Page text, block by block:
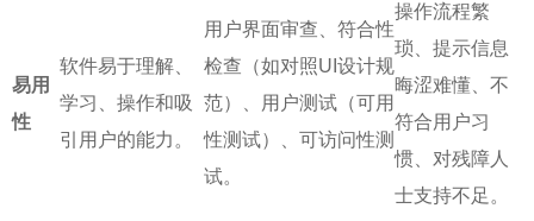
易用
性
软件易于理解、
学习、操作和吸
引用户的能力。
用户界面审查、符合性
检查（如对照UI设计规
范）、用户测试（可用
性测试）、可访问性测
试。
操作流程繁
琐、提示信息
晦涩难懂、不
符合用户习
惯、对残障人
士支持不足。